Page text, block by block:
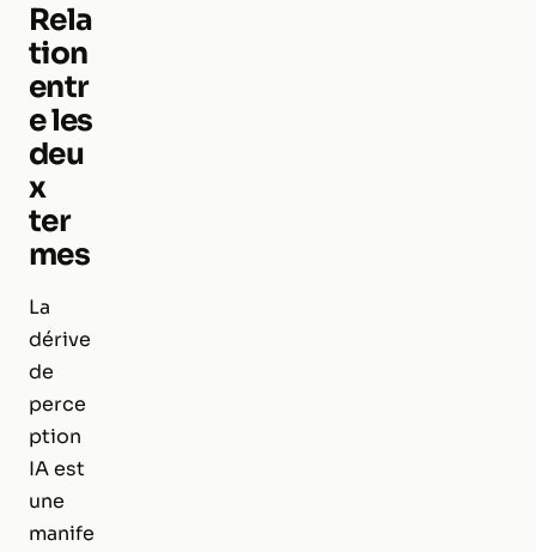
Rela
tion
entr
e les
deu
x
ter
mes
La
dérive
de
perce
ption
IA est
une
manife